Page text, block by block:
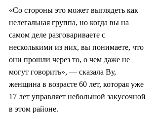
«Со стороны это может выглядеть как
нелегальная группа, но когда вы на
самом деле разговариваете с
несколькими из них, вы понимаете, что
они прошли через то, о чем даже не
могут говорить», — сказала Ву,
женщина в возрасте 60 лет, которая уже
17 лет управляет небольшой закусочной
в этом районе.